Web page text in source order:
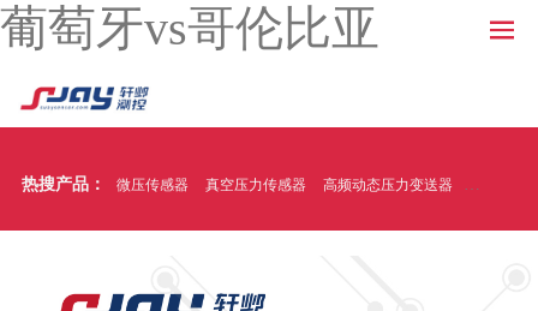
葡萄牙vs哥伦比亚
热搜产品： 微压传感器 真空压力传感器 高频动态压力变送器 温压一体